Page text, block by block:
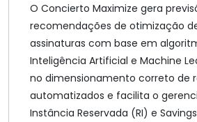
O Concierto Maximize gera
recomendações de otimização
assinaturas com base em
Inteligência Artificial e Machine
no dimensionamento correto de
automatizados e facilita o
Instância Reservada (RI) e